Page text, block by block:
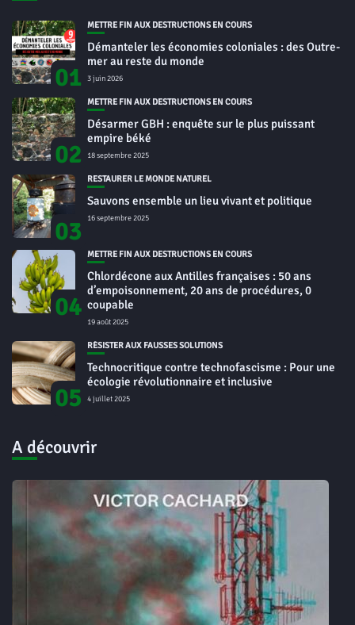
01
METTRE FIN AUX DESTRUCTIONS EN COURS
Démanteler les économies coloniales : des Outre-
mer au reste du monde
3 juin 2026
02
METTRE FIN AUX DESTRUCTIONS EN COURS
Désarmer GBH : enquête sur le plus puissant
empire béké
18 septembre 2025
03
RESTAURER LE MONDE NATUREL
Sauvons ensemble un lieu vivant et politique
16 septembre 2025
04
METTRE FIN AUX DESTRUCTIONS EN COURS
Chlordécone aux Antilles françaises : 50 ans
d’empoisonnement, 20 ans de procédures, 0
coupable
19 août 2025
05
RÉSISTER AUX FAUSSES SOLUTIONS
Technocritique contre technofascisme : Pour une
écologie révolutionnaire et inclusive
4 juillet 2025
A découvrir